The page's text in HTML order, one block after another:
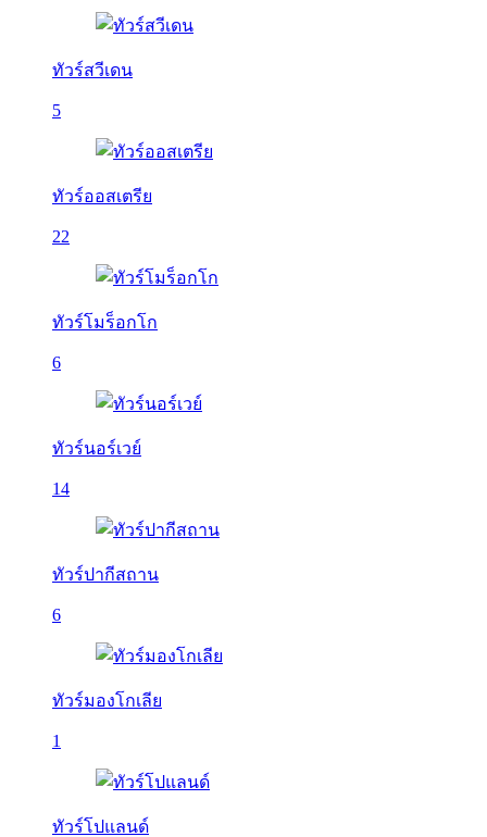
ทัวร์สวีเดน
5
ทัวร์ออสเตรีย
22
ทัวร์โมร็อกโก
6
ทัวร์นอร์เวย์
14
ทัวร์ปากีสถาน
6
ทัวร์มองโกเลีย
1
ทัวร์โปแลนด์